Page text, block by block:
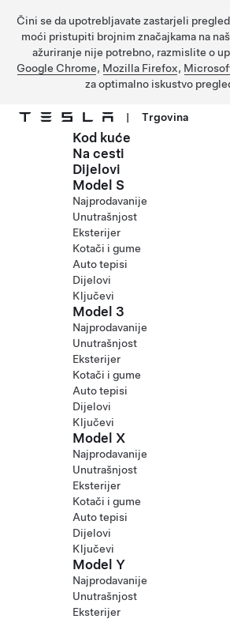
Čini se da upotrebljavate zastarjeli
moći pristupiti brojnim značajkama na
ažuriranje nije potrebno, razmislite o
Google Chrome, Mozilla Firefox,
za optimalno iskustvo
Prijeđite na glavni sadržaj
| Trgovina
Kod kuće
Na cesti
Dijelovi
Model S
Najprodavanije
Unutrašnjost
Eksterijer
Kotači i gume
Auto tepisi
Dijelovi
Ključevi
Model 3
Najprodavanije
Unutrašnjost
Eksterijer
Kotači i gume
Auto tepisi
Dijelovi
Ključevi
Model X
Najprodavanije
Unutrašnjost
Eksterijer
Kotači i gume
Auto tepisi
Dijelovi
Ključevi
Model Y
Najprodavanije
Unutrašnjost
Eksterijer